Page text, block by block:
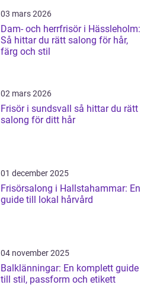
03 mars 2026
Dam- och herrfrisör i Hässleholm:
Så hittar du rätt salong för hår,
färg och stil
02 mars 2026
Frisör i sundsvall så hittar du rätt
salong för ditt hår
01 december 2025
Frisörsalong i Hallstahammar: En
guide till lokal hårvård
04 november 2025
Balklänningar: En komplett guide
till stil, passform och etikett